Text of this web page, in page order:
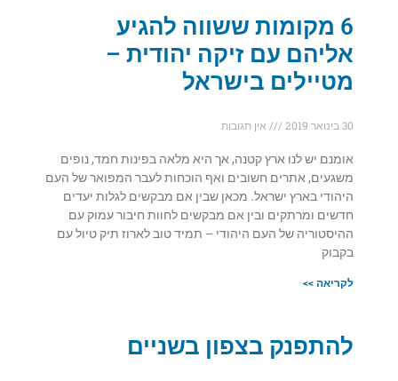
6 מקומות ששווה להגיע
אליהם עם זיקה יהודית –
מטיילים בישראל
30 בינואר 2019 אין תגובות
אומנם יש לנו ארץ קטנה, אך היא מלאה בפינות חמד, נופים
משגעים, אתרים חשובים ואף הוכחות לעבר המפואר של העם
היהודי בארץ ישראל. מכאן שבין אם מבקשים לגלות יעדים
חדשים ומרתקים ובין אם מבקשים לחוות חיבור עמוק עם
ההיסטוריה של העם היהודי – תמיד טוב לארוז תיק טיול עם
בקבוק
לקריאה >>
להתפנק בצפון בשניים